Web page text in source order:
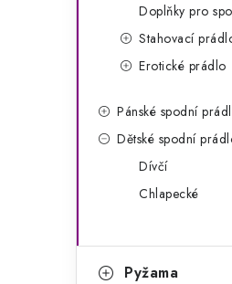
Doplňky pro
Stahovací
Erotické prádlo
Pánské spodní
Dětské spodní
Dívčí
Chlapecké
Pyžama